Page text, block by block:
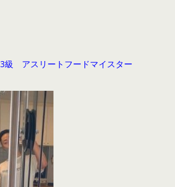
級 アスリートフードマイスター